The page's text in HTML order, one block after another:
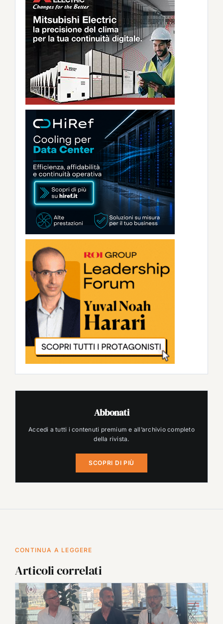
Abbonati
Accedi a tutti i contenuti premium e all’archivio completo
della rivista.
SCOPRI DI PIÙ
CONTINUA A LEGGERE
Articoli correlati